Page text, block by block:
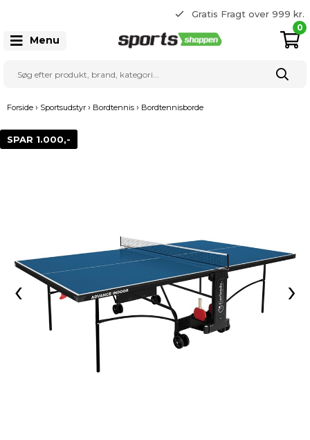
Gratis Fragt over 999 kr.
22 20 80 33
Menu
0
Forside › Sportsudstyr › Bordtennis › Bordtennisborde
SPAR 1.000,-
‹ ›